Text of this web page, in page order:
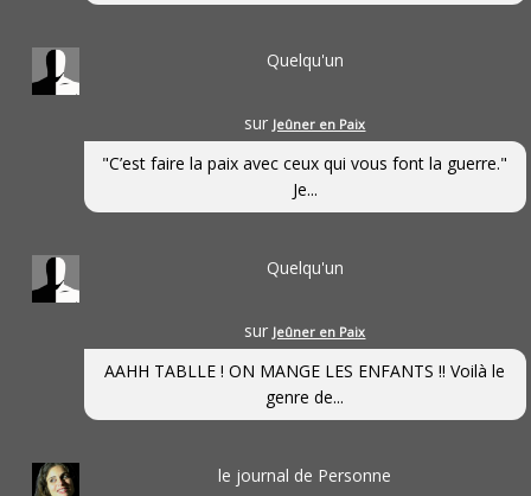
Quelqu'un
sur Jeûner en Paix
"C’est faire la paix avec ceux qui vous font la guerre."
Je...
Quelqu'un
sur Jeûner en Paix
AAHH TABLLE ! ON MANGE LES ENFANTS !! Voilà le
genre de...
le journal de Personne